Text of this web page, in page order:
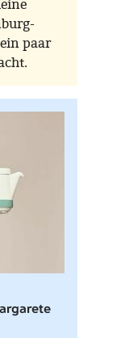
paar